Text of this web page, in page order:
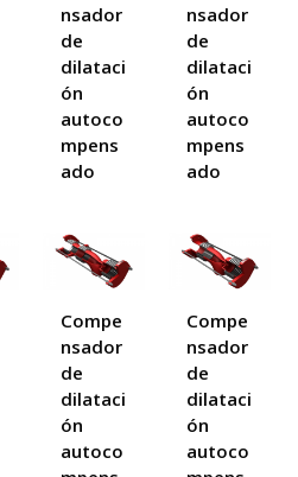
nsador
de
dilataci
ón
autoco
mpens
ado
nsador
de
dilataci
ón
autoco
mpens
ado
Compe
nsador
de
dilataci
ón
autoco
Compe
nsador
de
dilataci
ón
autoco